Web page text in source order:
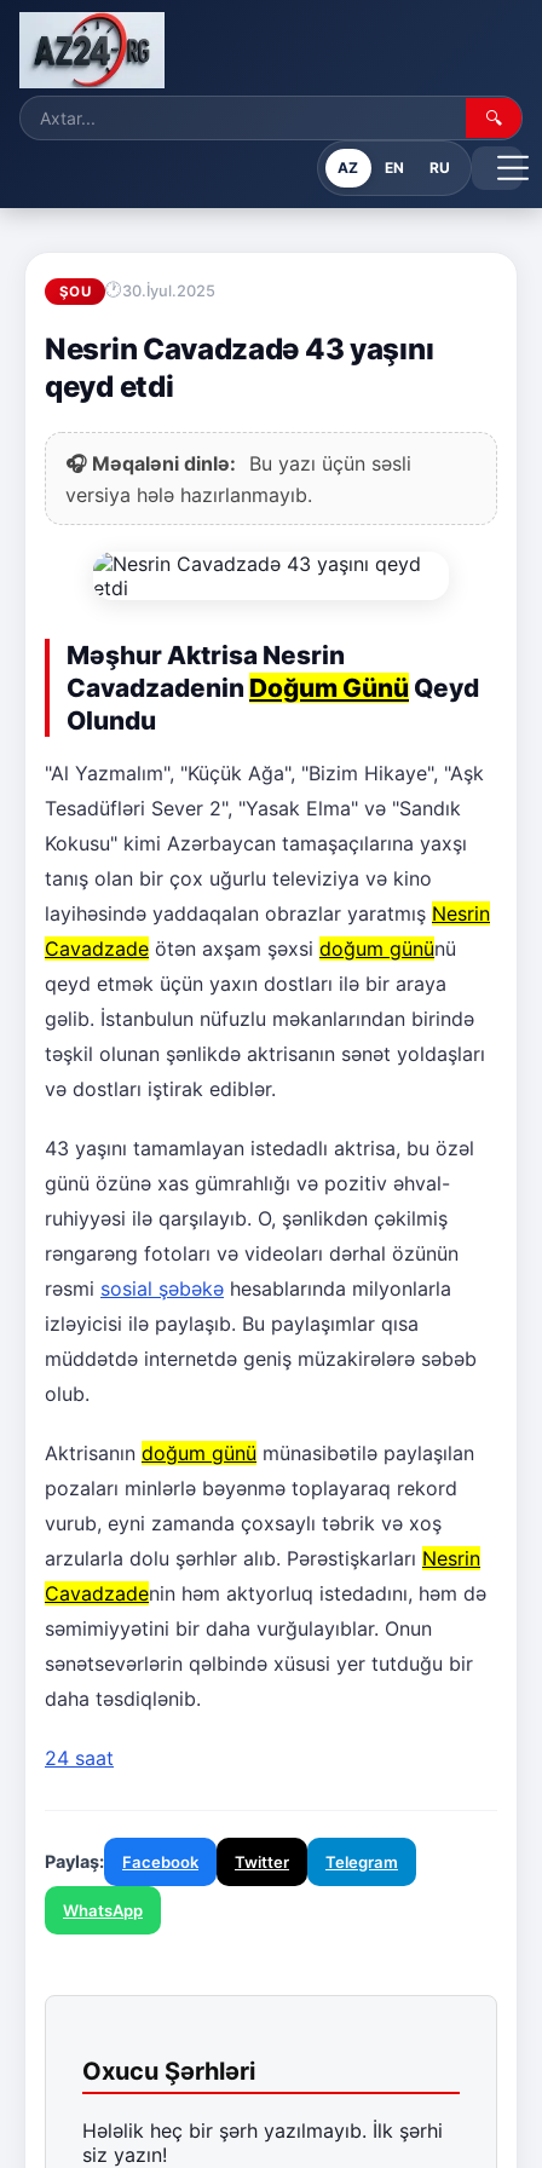
🔍
AZ EN RU
ŞOU 30.İyul.2025
Nesrin Cavadzadə 43 yaşını
qeyd etdi
🎧 Məqaləni dinlə:
Bu yazı üçün səsli
versiya hələ hazırlanmayıb.
Məşhur Aktrisa Nesrin
Cavadzadenin Doğum Günü Qeyd
Olundu
"Al Yazmalım", "Küçük Ağa", "Bizim Hikaye", "Aşk
Tesadüfləri Sever 2", "Yasak Elma" və "Sandık
Kokusu" kimi Azərbaycan tamaşaçılarına yaxşı
tanış olan bir çox uğurlu televiziya və kino
layihəsində yaddaqalan obrazlar yaratmış Nesrin
Cavadzade ötən axşam şəxsi doğum gününü
qeyd etmək üçün yaxın dostları ilə bir araya
gəlib. İstanbulun nüfuzlu məkanlarından birində
təşkil olunan şənlikdə aktrisanın sənət yoldaşları
və dostları iştirak ediblər.
43 yaşını tamamlayan istedadlı aktrisa, bu özəl
günü özünə xas gümrahlığı və pozitiv əhval-
ruhiyyəsi ilə qarşılayıb. O, şənlikdən çəkilmiş
rəngarəng fotoları və videoları dərhal özünün
rəsmi sosial şəbəkə hesablarında milyonlarla
izləyicisi ilə paylaşıb. Bu paylaşımlar qısa
müddətdə internetdə geniş müzakirələrə səbəb
olub.
Aktrisanın doğum günü münasibətilə paylaşılan
pozaları minlərlə bəyənmə toplayaraq rekord
vurub, eyni zamanda çoxsaylı təbrik və xoş
arzularla dolu şərhlər alıb. Pərəstişkarları Nesrin
Cavadzadenin həm aktyorluq istedadını, həm də
səmimiyyətini bir daha vurğulayıblar. Onun
sənətsevərlərin qəlbində xüsusi yer tutduğu bir
daha təsdiqlənib.
24 saat
Paylaş: Facebook Twitter Telegram
WhatsApp
Oxucu Şərhləri
Hələlik heç bir şərh yazılmayıb. İlk şərhi
siz yazın!